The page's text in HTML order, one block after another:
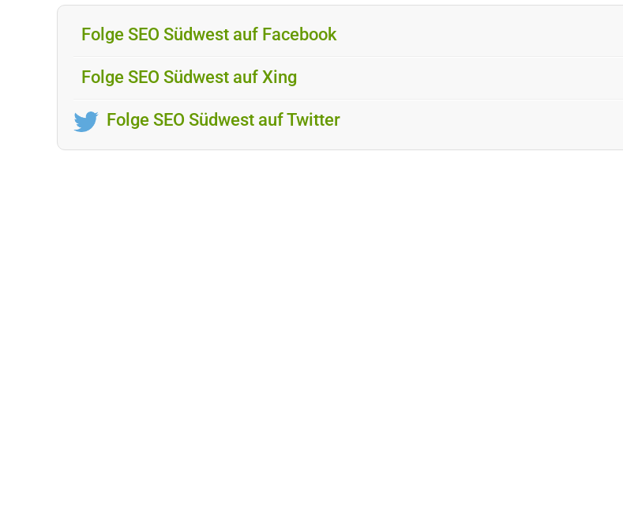
Folge SEO Südwest auf Facebook
Folge SEO Südwest auf Xing
Folge SEO Südwest auf Twitter